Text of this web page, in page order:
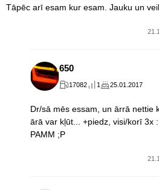
Tāpēc arī esam kur esam. Jauku un
650
17082 1 25.01.2017
Dr/sā mēs essam, un ārrā nettie
ārā var kļūt... +piedz, visi/korī 3x
PAMM ;P